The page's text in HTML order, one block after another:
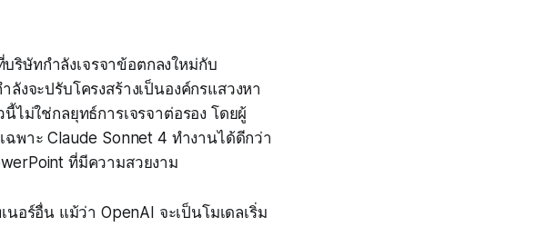
ริษัทกำลังเจรจาข้อตกลงใหม่กับ
ลังจะปรับโครงสร้างเป็นองค์กรแสวงหา
ไม่ใช่กลยุทธ์การเจรจาต่อรอง โดยผู้
พาะ Claude Sonnet 4 ทำงานได้ดีกว่า
ที่มีความสวยงาม
อร์อื่น แม้ว่า OpenAI จะเป็นโมเดลเริ่ม